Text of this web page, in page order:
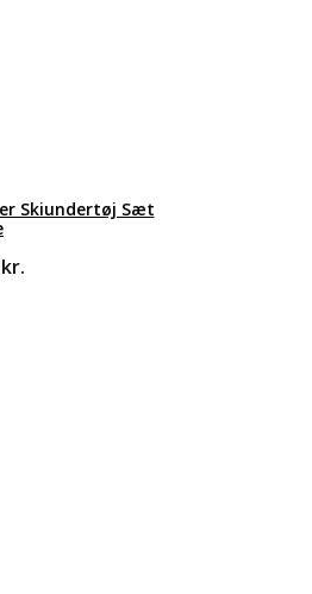
Skiundertøj Sæt
kr.